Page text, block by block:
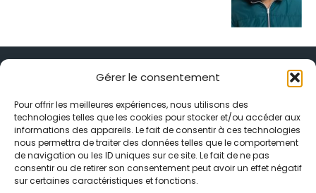
Gérer le consentement
Pour offrir les meilleures expériences, nous utilisons des
technologies telles que les cookies pour stocker et/ou accéder aux
informations des appareils. Le fait de consentir à ces technologies
nous permettra de traiter des données telles que le comportement
de navigation ou les ID uniques sur ce site. Le fait de ne pas
consentir ou de retirer son consentement peut avoir un effet négatif
sur certaines caractéristiques et fonctions.
Alternative Média est une agence de relations presse et de
relations publiques basée à Grenoble. Depuis 1995, elle conçoit et
pilote des stratégies de visibilité en France et à l’international
grâce à un réseau d’agences partenaires.
Contactez-nous : info@alternativemedia.fr